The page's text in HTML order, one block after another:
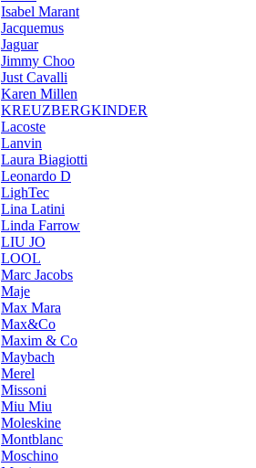
Isabel Marant
Jacquemus
Jaguar
Jimmy Choo
Just Cavalli
Karen Millen
KREUZBERGKINDER
Lacoste
Lanvin
Laura Biagiotti
Leonardo D
LighTec
Lina Latini
Linda Farrow
LIU JO
LOOL
Marc Jacobs
Maje
Max Mara
Max&Co
Maxim & Co
Maybach
Merel
Missoni
Miu Miu
Moleskine
Montblanc
Moschino